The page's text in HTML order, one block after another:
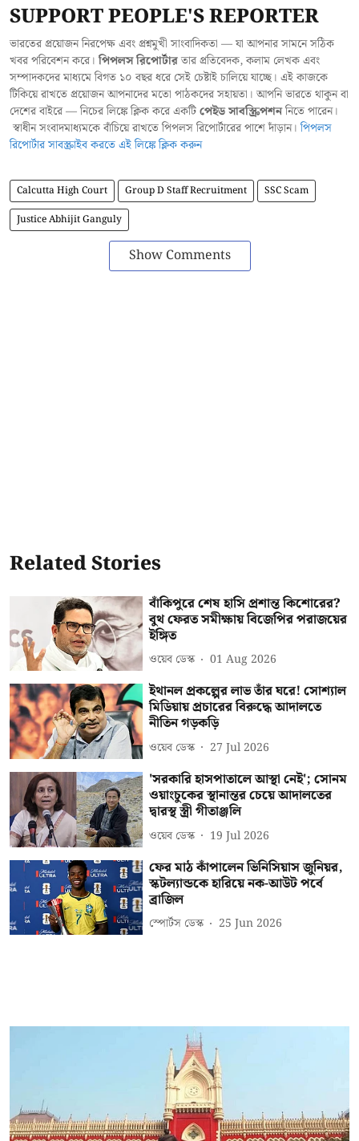
SUPPORT PEOPLE'S REPORTER
ভারতের প্রয়োজন নিরপেক্ষ এবং প্রশ্নমুখী সাংবাদিকতা — যা আপনার সামনে সঠিক
খবর পরিবেশন করে।পিপলস রিপোর্টারতার প্রতিবেদক, কলাম লেখক এবং
সম্পাদকদের মাধ্যমে বিগত ১০ বছর ধরে সেই চেষ্টাই চালিয়ে যাচ্ছে। এই কাজকে
টিকিয়ে রাখতে প্রয়োজন আপনাদের মতো পাঠকদের সহায়তা। আপনি ভারতে থাকুন বা
দেশের বাইরে — নিচের লিঙ্কে ক্লিক করে একটিপেইড সাবস্ক্রিপশননিতে পারেন।
স্বাধীন সংবাদমাধ্যমকে বাঁচিয়ে রাখতে পিপলস রিপোর্টারের পাশে দাঁড়ান।পিপলস
রিপোর্টার সাবস্ক্রাইব করতে এই লিঙ্কে ক্লিক করুন
Calcutta High Court Group D Staff Recruitment
SSC Scam
Justice Abhijit Ganguly
Show Comments
Related Stories
বাঁকিপুরে শেষ হাসি প্রশান্ত কিশোরের?
বুথ ফেরত সমীক্ষায় বিজেপির পরাজয়ের
ইঙ্গিত
ওয়েব ডেস্ক 01 Aug 2026
ইথানল প্রকল্পের লাভ তাঁর ঘরে! সোশ্যাল
মিডিয়ায় প্রচারের বিরুদ্ধে আদালতে
নীতিন গড়কড়ি
ওয়েব ডেস্ক 27 Jul 2026
'সরকারি হাসপাতালে আস্থা নেই'; সোনম
ওয়াংচুকের স্থানান্তর চেয়ে আদালতের
দ্বারস্থ স্ত্রী গীতাঞ্জলি
ওয়েব ডেস্ক 19 Jul 2026
ফের মাঠ কাঁপালেন ভিনিসিয়াস জুনিয়র,
স্কটল্যান্ডকে হারিয়ে নক-আউট পর্বে
ব্রাজিল
স্পোর্টস ডেস্ক 25 Jun 2026